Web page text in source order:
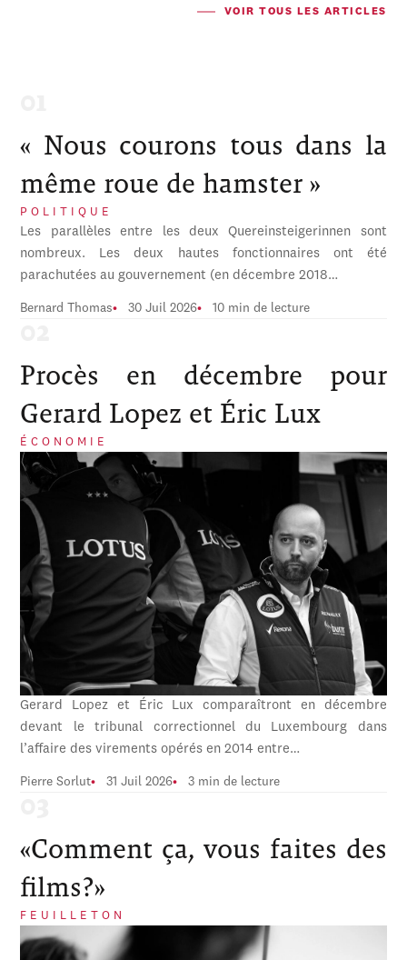
VOIR TOUS LES ARTICLES
« Nous courons tous dans la
même roue de hamster »
POLITIQUE
Les parallèles entre les deux Quereinsteigerinnen sont
nombreux. Les deux hautes fonctionnaires ont été
parachutées au gouvernement (en décembre 2018…
Bernard Thomas 30 Juil 2026 10 min de lecture
Procès en décembre pour
Gerard Lopez et Éric Lux
ÉCONOMIE
Gerard Lopez et Éric Lux comparaîtront en décembre
devant le tribunal correctionnel du Luxembourg dans
l’affaire des virements opérés en 2014 entre…
Pierre Sorlut 31 Juil 2026 3 min de lecture
«Comment ça, vous faites des
films?»
FEUILLETON